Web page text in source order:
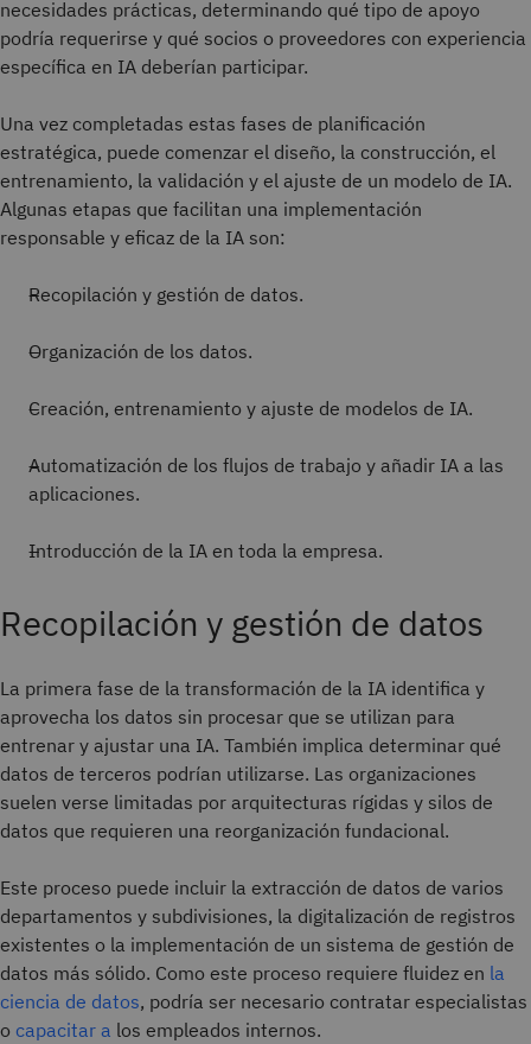
necesidades prácticas, determinando qué tipo de apoyo
podría requerirse y qué socios o proveedores con experiencia
específica en IA deberían participar.
Una vez completadas estas fases de planificación
estratégica, puede comenzar el diseño, la construcción, el
entrenamiento, la validación y el ajuste de un modelo de IA.
Algunas etapas que facilitan una implementación
responsable y eficaz de la IA son:
Recopilación y gestión de datos.
Organización de los datos.
Creación, entrenamiento y ajuste de modelos de IA.
Automatización de los flujos de trabajo y añadir IA a las
aplicaciones.
Introducción de la IA en toda la empresa.
Recopilación y gestión de datos
La primera fase de la transformación de la IA identifica y
aprovecha los datos sin procesar que se utilizan para
entrenar y ajustar una IA. También implica determinar qué
datos de terceros podrían utilizarse. Las organizaciones
suelen verse limitadas por arquitecturas rígidas y silos de
datos que requieren una reorganización fundacional.
Este proceso puede incluir la extracción de datos de varios
departamentos y subdivisiones, la digitalización de registros
existentes o la implementación de un sistema de gestión de
datos más sólido. Como este proceso requiere fluidez en la
ciencia de datos, podría ser necesario contratar especialistas
o capacitar a los empleados internos.